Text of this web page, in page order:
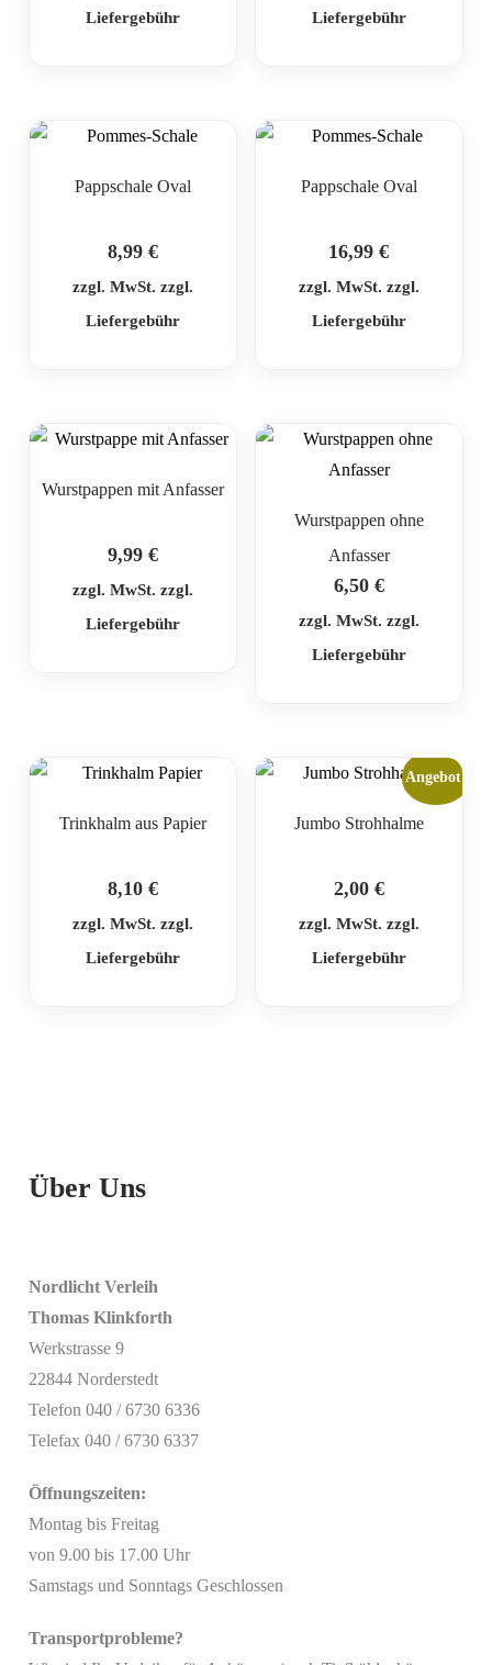
Liefergebühr
Liefergebühr
Pappschale Oval
8,99€
zzgl. MwSt. zzgl.
Liefergebühr
Pappschale Oval
16,99€
zzgl. MwSt. zzgl.
Liefergebühr
Wurstpappen mit Anfasser
9,99€
zzgl. MwSt. zzgl.
Liefergebühr
Wurstpappen ohne
Anfasser
6,50 €
zzgl. MwSt. zzgl.
Liefergebühr
Trinkhalm aus Papier
8,10€
zzgl. MwSt. zzgl.
Liefergebühr
Angebot!
Jumbo Strohhalme
2,00 €
zzgl. MwSt. zzgl.
Liefergebühr
Über Uns
Nordlicht Verleih
Thomas Klinkforth
Werkstrasse 9
22844 Norderstedt
Telefon 040 / 6730 6336
Telefax 040 / 6730 6337
Öffnungszeiten:
Montag bis Freitag
von 9.00 bis 17.00 Uhr
Samstags und Sonntags Geschlossen
Transportprobleme?